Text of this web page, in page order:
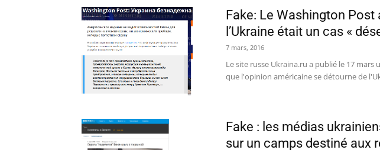
Fake: Le Washington Post
l’Ukraine était un cas «
7 mars, 2016
Le site russe Ukraina.ru a publié le 17
que l'opinion américaine se détourne de
Fake : les médias
sur un camps destiné aux